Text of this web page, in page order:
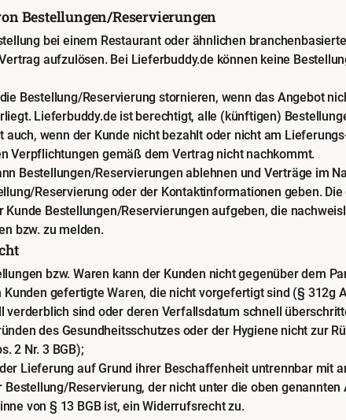
Bestellungen/Reservierungen
bei einem Restaurant oder ähnlichen
aufzulösen. Bei Lieferbuddy.de können keine
Bestellung/Reservierung stornieren, wenn das Angebot
Lieferbuddy.de ist berechtigt, alle (künftigen)
auch, wenn der Kunde nicht bezahlt oder nicht am
Verpflichtungen gemäß dem Vertrag nicht nachkommt.
Bestellungen/Reservierungen ablehnen und Verträge im
Reservierung oder der Kontaktinformationen geben.
Kunde Bestellungen/Reservierungen aufgeben, die
bzw. zu melden.
bzw. Waren kann der Kunden nicht gegenüber dem
gefertigte Waren, die nicht vorgefertigt sind (§ 312g
verderblich sind oder deren Verfallsdatum schnell
des Gesundheitsschutzes oder der Hygiene nicht zur
2 Nr. 3 BGB);
Lieferung auf Grund ihrer Beschaffenheit untrennbar mit
Bestellung/Reservierung, der nicht unter die oben
von § 13 BGB ist, ein Widerrufsrecht zu.